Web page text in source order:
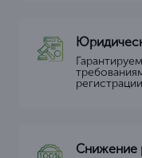
Снижение